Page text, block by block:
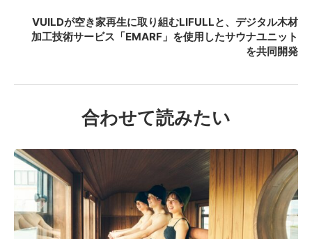
VUILDが空き家再生に取り組むLIFULLと、デジタル木材
加工技術サービス「EMARF」を使用したサウナユニット
を共同開発
合わせて読みたい